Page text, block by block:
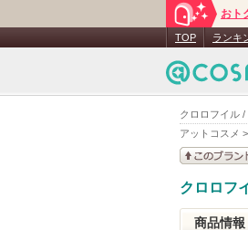
クロロフイル
アットコスメ >
おト
TOP ランキ
このブラン
クロロフ
商品情報